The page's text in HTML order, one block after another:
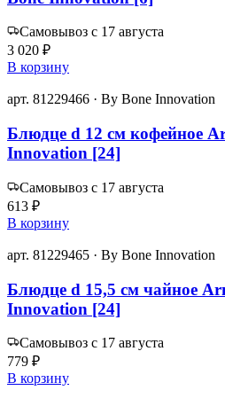
Самовывоз с 17 августа
3 020 ₽
В корзину
арт. 81229466 · By Bone Innovation
Блюдце d 12 cм кофейное
Innovation [24]
Самовывоз с 17 августа
613 ₽
В корзину
арт. 81229465 · By Bone Innovation
Блюдце d 15,5 cм чайное
Innovation [24]
Самовывоз с 17 августа
779 ₽
В корзину